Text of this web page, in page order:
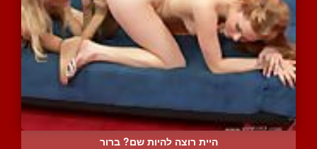
היית רוצה להיות שם? ברור